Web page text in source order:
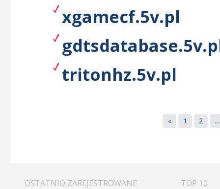
xgamecf.5v.pl
tritonhz.5v.pl
« 1 2 ...
OSTATNIO ZAREJESTROWANE TOP 10